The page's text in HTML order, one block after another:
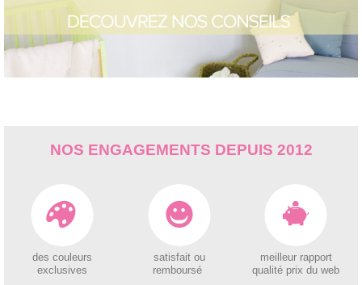
NOS ENGAGEMENTS DEPUIS 2012
des couleurs
exclusives
satisfait ou
remboursé
meilleur rapport
qualité prix du web